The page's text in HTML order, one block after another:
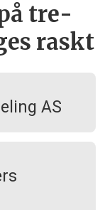
tre­
raskt
AS